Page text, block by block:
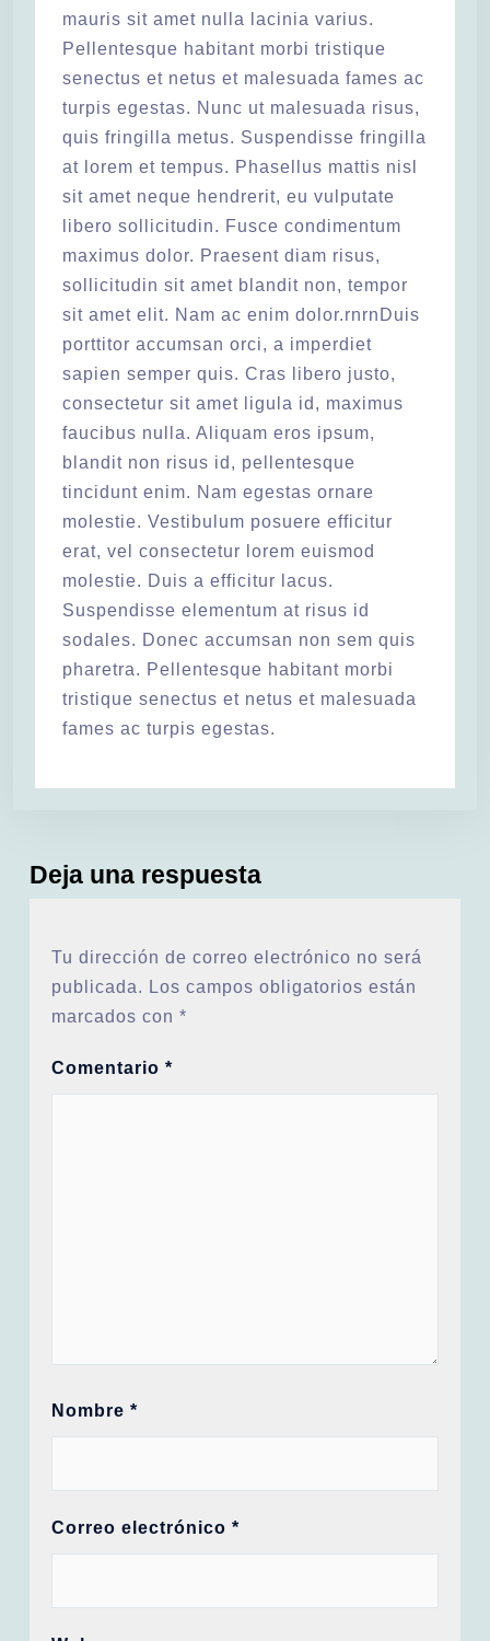
mauris sit amet nulla lacinia varius.
Pellentesque habitant morbi tristique
senectus et netus et malesuada fames ac
turpis egestas. Nunc ut malesuada risus,
quis fringilla metus. Suspendisse fringilla
at lorem et tempus. Phasellus mattis nisl
sit amet neque hendrerit, eu vulputate
libero sollicitudin. Fusce condimentum
maximus dolor. Praesent diam risus,
sollicitudin sit amet blandit non, tempor
sit amet elit. Nam ac enim dolor.rnrnDuis
porttitor accumsan orci, a imperdiet
sapien semper quis. Cras libero justo,
consectetur sit amet ligula id, maximus
faucibus nulla. Aliquam eros ipsum,
blandit non risus id, pellentesque
tincidunt enim. Nam egestas ornare
molestie. Vestibulum posuere efficitur
erat, vel consectetur lorem euismod
molestie. Duis a efficitur lacus.
Suspendisse elementum at risus id
sodales. Donec accumsan non sem quis
pharetra. Pellentesque habitant morbi
tristique senectus et netus et malesuada
fames ac turpis egestas.
Deja una respuesta
Tu dirección de correo electrónico no será
publicada. Los campos obligatorios están
marcados con *
Comentario *
Nombre *
Correo electrónico *